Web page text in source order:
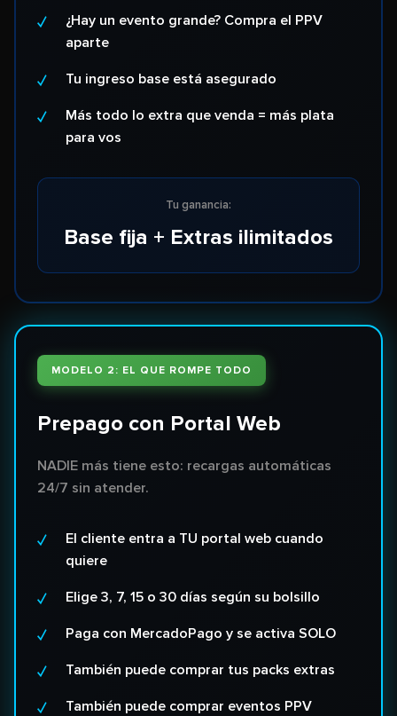
¿Hay un evento grande? Compra el PPV
aparte
Tu ingreso base está asegurado
Más todo lo extra que venda = más plata
para vos
Tu ganancia:
Base fija + Extras ilimitados
MODELO 2: EL QUE ROMPE TODO
Prepago con Portal Web
NADIE más tiene esto: recargas automáticas
24/7 sin atender.
El cliente entra a TU portal web cuando
quiere
Elige 3, 7, 15 o 30 días según su bolsillo
Paga con MercadoPago y se activa SOLO
También puede comprar tus packs extras
También puede comprar eventos PPV